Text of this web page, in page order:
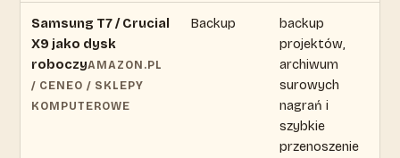
Samsung T7 / Crucial
X9 jako dysk
roboczyAMAZON.PL
/ CENEO / SKLEPY
KOMPUTEROWE
Backup
backup
projektów,
archiwum
surowych
nagrań i
szybkie
przenoszenie